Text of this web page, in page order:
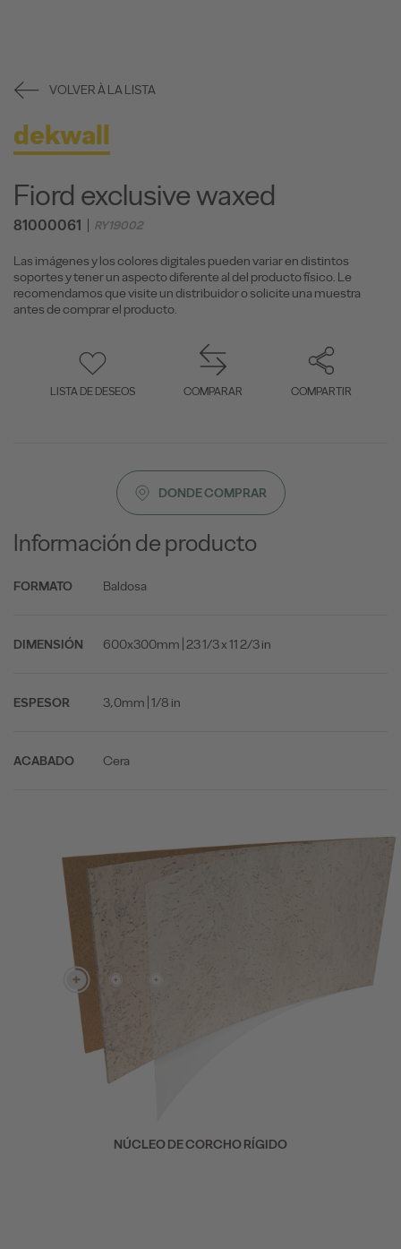
VOLVER À LA LISTA
dekwall
Fiord exclusive waxed
81000061 RY19002
Las imágenes y los colores digitales pueden variar en distintos
soportes y tener un aspecto diferente al del producto físico. Le
recomendamos que visite un distribuidor o solicite una muestra
antes de comprar el producto.
LISTA DE DESEOS COMPARAR COMPARTIR
DONDE COMPRAR
Información de producto
FORMATO Baldosa
DIMENSIÓN 600x300mm | 23 1/3 x 11 2/3 in
ESPESOR 3,0mm | 1/8 in
ACABADO Cera
NÚCLEO DE CORCHO RÍGIDO